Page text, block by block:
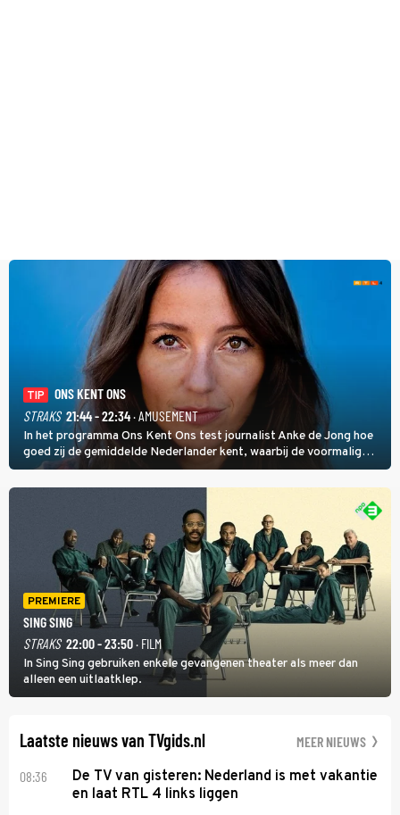
TIP
ONS KENT ONS
STRAKS 21:44 - 22:34· AMUSEMENT
In het programma Ons Kent Ons test journalist Anke de Jong hoe
goed zij de gemiddelde Nederlander kent, waarbij de voormalig
hoofdredacteur van modebladen Glamour en Elle het samen met
rapper Keizer opneemt tegen Edson da Graça en Marc-Marie
PREMIERE
SING SING
STRAKS 22:00 - 23:50· FILM
In Sing Sing gebruiken enkele gevangenen theater als meer dan
alleen een uitlaatklep.
Laatste nieuws van TVgids.nl MEER NIEUWS
08:36
De TV van gisteren: Nederland is met vakantie
en laat RTL 4 links liggen